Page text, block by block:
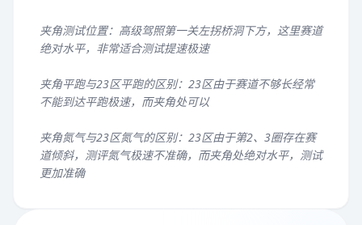
夹角测试位置：高级驾照第一关左拐桥洞下方，这里赛道
绝对水平，非常适合测试提速极速
夹角平跑与23区平跑的区别：23区由于赛道不够长经常
不能到达平跑极速，而夹角处可以
夹角氮气与23区氮气的区别：23区由于第2、3圈存在赛
道倾斜，测评氮气极速不准确，而夹角处绝对水平，测试
更加准确